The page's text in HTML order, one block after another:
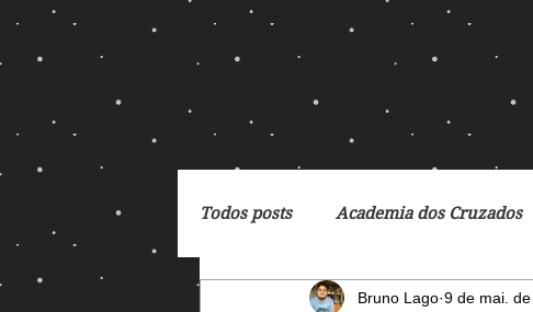
Todos posts Academia dos Cruzados
Breaking Bad Cartoon
Bruno Lago 9 de mai.